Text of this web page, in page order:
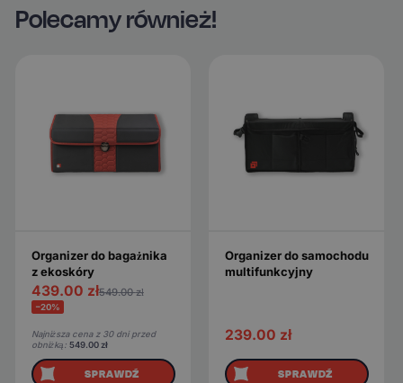
Polecamy również!
Organizer do bagażnika
z ekoskóry
439.00 zł549.00zł
−20%
Najniższa cena z 30 dni przed
obniżką: 549.00zł
SPRAWDŹ
Organizer do samochodu
multifunkcyjny
239.00 zł
SPRAWDŹ